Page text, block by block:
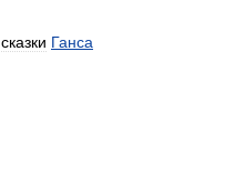
сказки Ганса